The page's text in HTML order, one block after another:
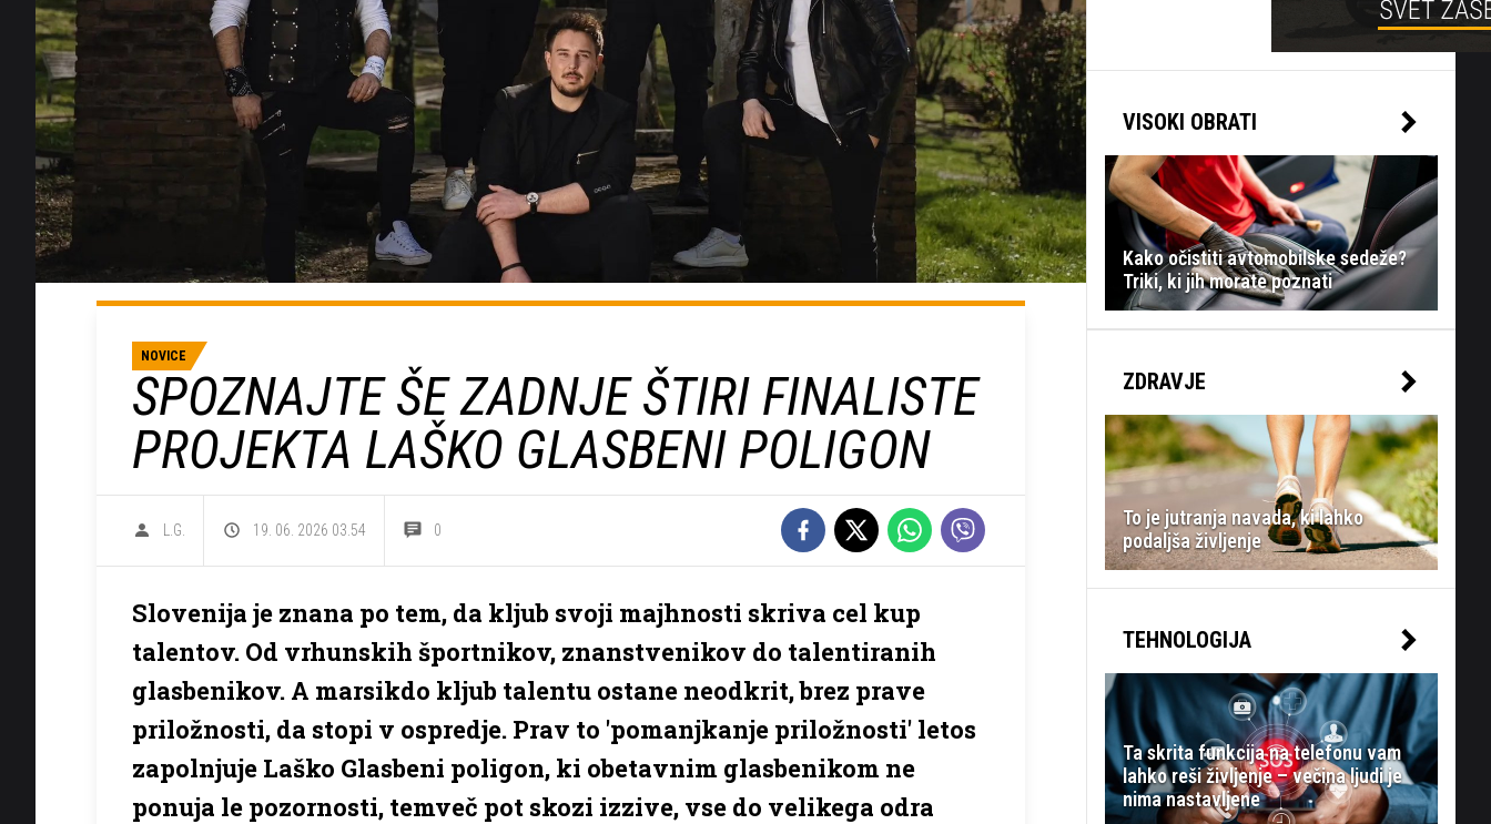
NOVICE
SPOZNAJTE ŠE ZADNJE ŠTIRI FINALISTE
PROJEKTA LAŠKO GLASBENI POLIGON
L.G. 19. 06. 2026 03.54 0
Slovenija je znana po tem, da kljub svoji majhnosti skriva cel kup
talentov. Od vrhunskih športnikov, znanstvenikov do talentiranih
glasbenikov. A marsikdo kljub talentu ostane neodkrit, brez prave
priložnosti, da stopi v ospredje. Prav to 'pomanjkanje priložnosti' letos
zapolnjuje Laško Glasbeni poligon, ki obetavnim glasbenikom ne
ponuja le pozornosti, temveč pot skozi izzive, vse do velikega odra
VISOKI OBRATI
Kako očistiti avtomobilske sedeže?
Triki, ki jih morate poznati
ZDRAVJE
To je jutranja navada, ki lahko
podaljša življenje
TEHNOLOGIJA
Ta skrita funkcija na telefonu vam
lahko reši življenje – večina ljudi je
nima nastavljene